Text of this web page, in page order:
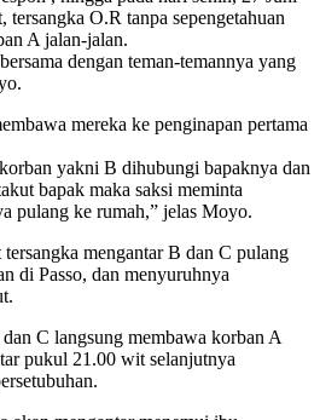
O.R tanpa sepengetahuan
A jalan-jalan.
dengan teman-temannya yang
mereka ke penginapan pertama
yakni B dihubungi bapaknya dan
bapak maka saksi meminta
pulang ke rumah,” jelas Moyo.
mengantar B dan C pulang
di Passo, dan menyuruhnya
C langsung membawa korban A
pukul 21.00 wit selanjutnya